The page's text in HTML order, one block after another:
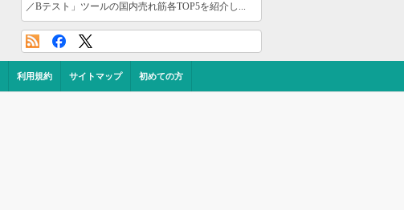
／Bテスト」ツールの国内売れ筋各TOP5を紹介し...
利用規約 サイトマップ 初めての方